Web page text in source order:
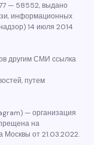
— 58552, выдано
информационных
14 июля 2014
другим СМИ ссылка
путем
— организация
на
Москвы от 21.03.2022.